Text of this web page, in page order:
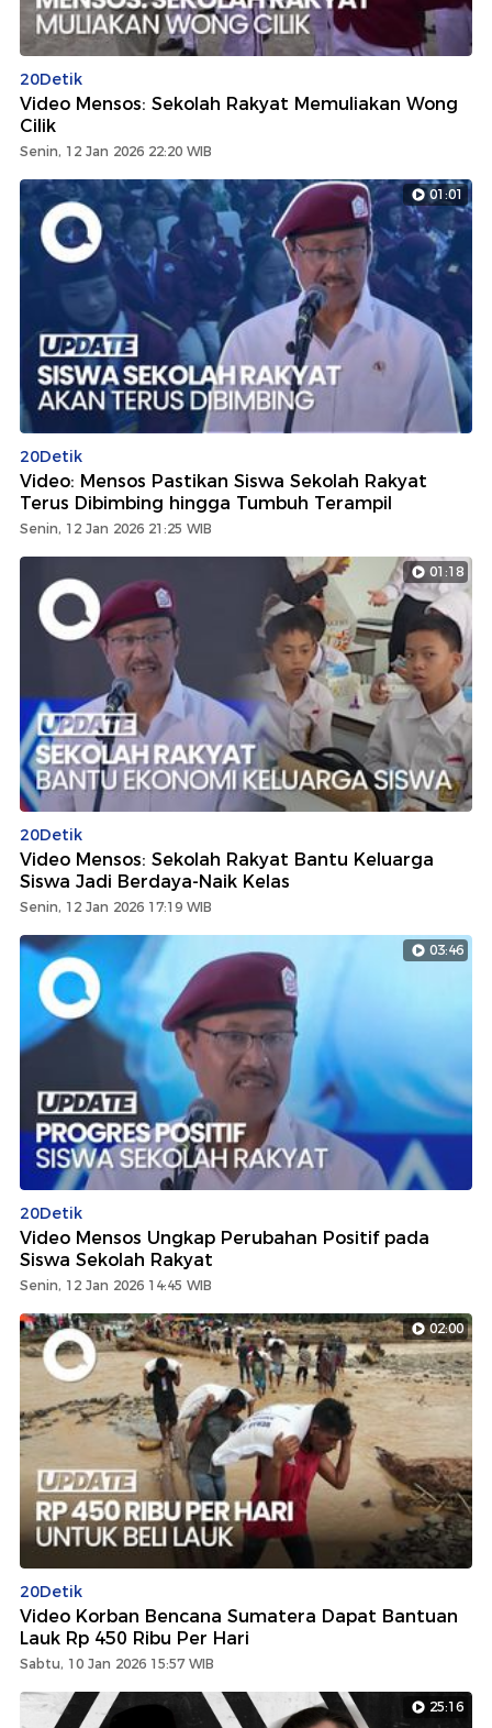
20Detik
Video Mensos: Sekolah Rakyat Memuliakan Wong
Cilik
Senin, 12 Jan 2026 22:20 WIB
01:01
20Detik
Video: Mensos Pastikan Siswa Sekolah Rakyat
Terus Dibimbing hingga Tumbuh Terampil
Senin, 12 Jan 2026 21:25 WIB
01:18
20Detik
Video Mensos: Sekolah Rakyat Bantu Keluarga
Siswa Jadi Berdaya-Naik Kelas
Senin, 12 Jan 2026 17:19 WIB
03:46
20Detik
Video Mensos Ungkap Perubahan Positif pada
Siswa Sekolah Rakyat
Senin, 12 Jan 2026 14:45 WIB
02:00
20Detik
Video Korban Bencana Sumatera Dapat Bantuan
Lauk Rp 450 Ribu Per Hari
Sabtu, 10 Jan 2026 15:57 WIB
25:16